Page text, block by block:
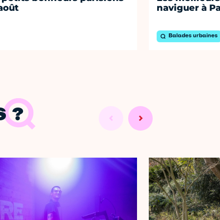
naviguer à
Balades urbaines
?